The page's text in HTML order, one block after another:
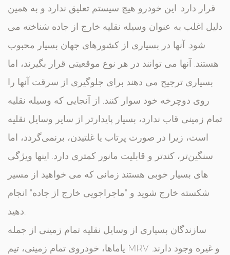
قرار دارد. این خودرو هیچ سیستم تعلیق ندارد و به همین
دلیل اغلب به عنوان وسیله نقلیه خارج از جاده شناخته می
شود. آنها در بسیاری از کشورهای جهان بسیار محبوب
هستند. آنها می توانند در هر نوع موقعیتی قرار بگیرند، اما
بسیاری ترجیح می دهند برای جلوگیری از سرقت آنها را
روی دوچرخه خود سوار کنند. از آنجایی که وسیله نقلیه
تمام زمینی قاب ندارد، بسیار پایدارتر از سایر وسایل نقلیه
است، زیرا در صورت پرتاب یا غلتیدن، برنمی‌گردد، اما
سنگین‌تر، کندتر و قابلیت مانور کمتری دارد. اینها ویژگی
های بسیار خوبی هستند زمانی که می خواهید از مسیر
شکسته خارج شوید و "ماجراجویی خارج از جاده" انجام
دهید.
سازندگان بسیاری از وسایل نقلیه تمام زمینی از جمله
یاماها، خودروی تمام زمینی، تیم MRV و غیره وجود دارند.